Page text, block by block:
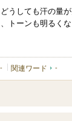
うしても汗の量
トーンも明るく
- 関連ワード -